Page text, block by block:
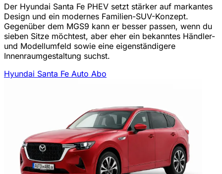
Der Hyundai Santa Fe PHEV setzt stärker auf markantes
Design und ein modernes Familien-SUV-Konzept.
Gegenüber dem MGS9 kann er besser passen, wenn du
sieben Sitze möchtest, aber eher ein bekanntes Händler-
und Modellumfeld sowie eine eigenständigere
Innenraumgestaltung suchst.
Hyundai Santa Fe Auto Abo